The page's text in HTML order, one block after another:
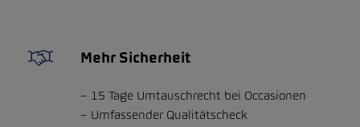
Mehr Sicherheit
15 Tage Umtauschrecht bei Occasionen
Umfassender Qualitätscheck